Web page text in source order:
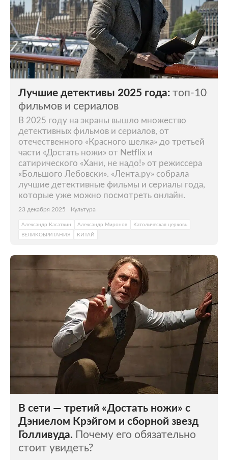
Лучшие детективы 2025 года: топ-10
фильмов и сериалов
В 2025 году на экраны вышло множество
детективных фильмов и сериалов, от
отечественного «Красного шелка» до третьей
части «Достать ножи» от Netflix и
сатирического «Хани, не надо!» от режиссера
«Большого Лебовски». «Лента.ру» собрала
лучшие детективные фильмы и сериалы года,
которые уже можно посмотреть онлайн.
23 декабря 2025 Культура
Александр Касаткин Александр Миронов
Католическая церковь
ВЕЛИКОБРИТАНИЯ
КИТАЙ
В сети — третий «Достать ножи» с
Дэниелом Крэйгом и сборной звезд
Голливуда. Почему его обязательно
стоит увидеть?